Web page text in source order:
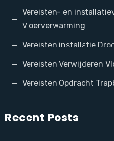
Vereisten- en
Vloerverwarming
Vereisten installatie
Vereisten Verwijderen
Vereisten Opdracht
Recent Posts